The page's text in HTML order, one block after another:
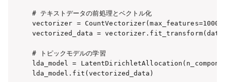
# テキストデータの前処理とベクトル化
vectorizer = CountVectorizer(max_features=1000,
vectorized_data =
# トピックモデルの学習
lda_model =
lda_model.fit(vectorized_data)